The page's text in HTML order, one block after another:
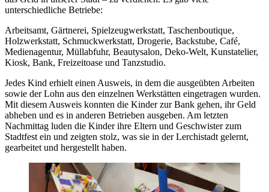
unterschiedliche Betriebe:
Arbeitsamt, Gärtnerei, Spielzeugwerkstatt, Taschenboutique,
Holzwerkstatt, Schmuckwerkstatt, Drogerie, Backstube, Café,
Medienagentur, Müllabfuhr, Beautysalon, Deko-Welt, Kunstatelier,
Kiosk, Bank, Freizeitoase und Tanzstudio.
Jedes Kind erhielt einen Ausweis, in dem die ausgeübten Arbeiten
sowie der Lohn aus den einzelnen Werkstätten eingetragen wurden.
Mit diesem Ausweis konnten die Kinder zur Bank gehen, ihr Geld
abheben und es in anderen Betrieben ausgeben. Am letzten
Nachmittag luden die Kinder ihre Eltern und Geschwister zum
Stadtfest ein und zeigten stolz, was sie in der Lerchistadt gelernt,
gearbeitet und hergestellt haben.